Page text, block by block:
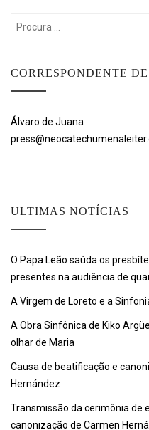
Search
CORRESPONDENTE
Álvaro de Juana
ULTIMAS NOTÍCIAS
O Papa Leão saúda os
presentes na audiência de
A Virgem de Loreto e a
A Obra Sinfônica de Kiko
olhar de Maria
Causa de beatificação e
Hernández
Transmissão da cerimônia de
canonização de Carmen